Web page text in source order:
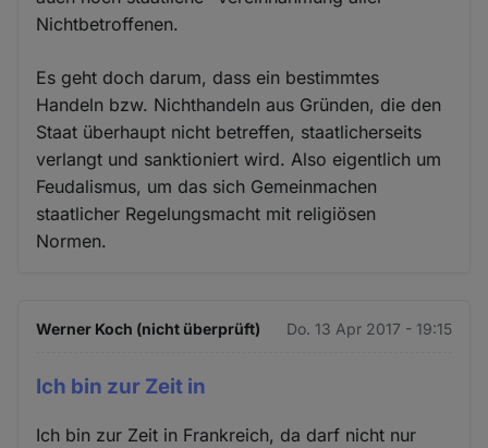
Nichtbetroffenen.
Es geht doch darum, dass ein bestimmtes
Handeln bzw. Nichthandeln aus Gründen, die den
Staat überhaupt nicht betreffen, staatlicherseits
verlangt und sanktioniert wird. Also eigentlich um
Feudalismus, um das sich Gemeinmachen
staatlicher Regelungsmacht mit religiösen
Normen.
Werner Koch (nicht überprüft) Do. 13 Apr 2017 - 19:15
Ich bin zur Zeit in
Ich bin zur Zeit in Frankreich, da darf nicht nur